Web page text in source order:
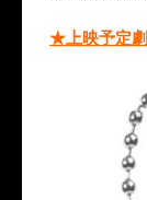
★上映予定